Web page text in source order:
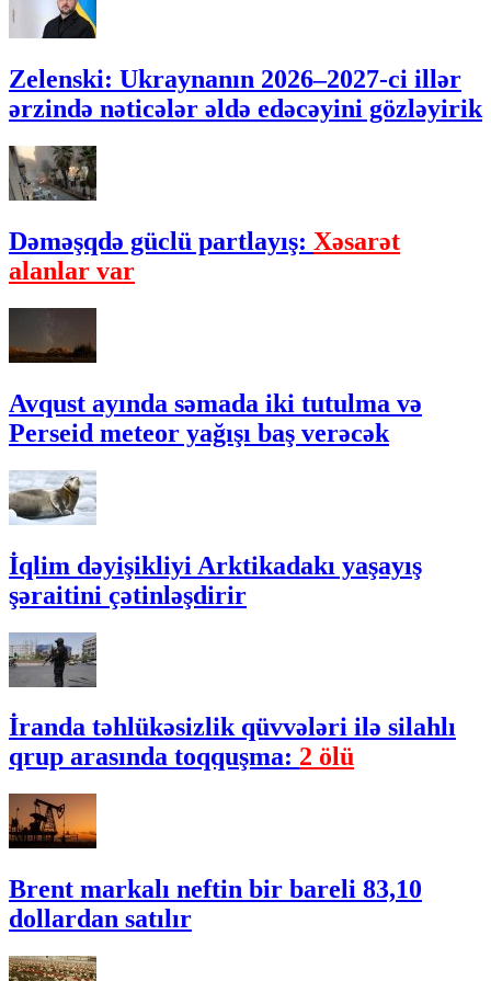
Zelenski: Ukraynanın 2026–2027-ci illər
ərzində nəticələr əldə edəcəyini gözləyirik
Dəməşqdə güclü partlayış: Xəsarət
alanlar var
Avqust ayında səmada iki tutulma və
Perseid meteor yağışı baş verəcək
İqlim dəyişikliyi Arktikadakı yaşayış
şəraitini çətinləşdirir
İranda təhlükəsizlik qüvvələri ilə silahlı
qrup arasında toqquşma: 2 ölü
Brent markalı neftin bir bareli 83,10
dollardan satılır